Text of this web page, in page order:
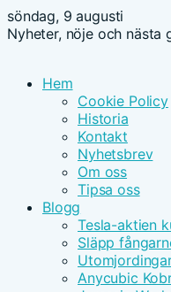
söndag, 9 augusti
Nyheter, nöje och nästa
Hem
Cookie Policy
Historia
Kontakt
Nyhetsbrev
Om oss
Tipsa oss
Blogg
Tesla-aktien
Släpp
Anycubic